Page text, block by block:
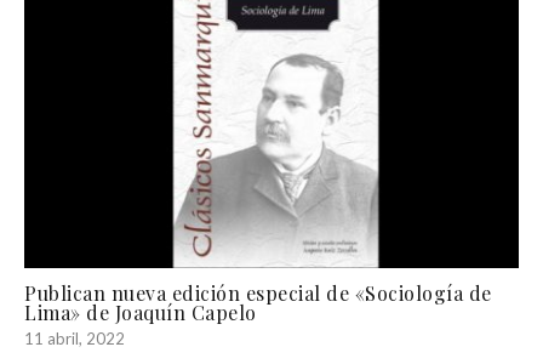
Publican nueva edición especial de «Sociología de
Lima» de Joaquín Capelo
11 abril, 2022